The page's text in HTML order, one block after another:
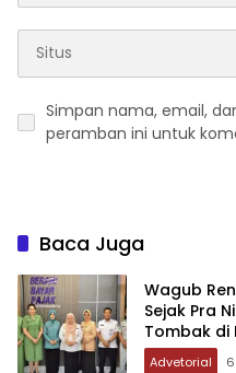
Simpan nama, email,
peramban ini untuk
Baca Juga
Wagub
Sejak Pra
Tombak di
Advetorial